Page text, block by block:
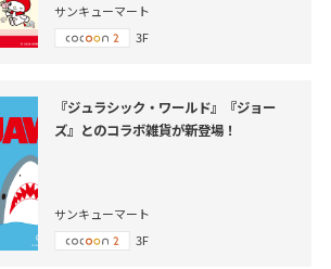
サンキューマート
3F
『ジュラシック・ワールド』『ジョー
ズ』とのコラボ雑貨が新登場！
サンキューマート
3F